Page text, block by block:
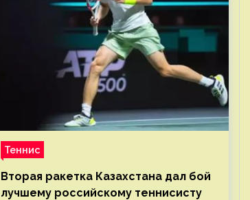
Теннис
Вторая ракетка Казахстана дал бой
лучшему российскому теннисисту